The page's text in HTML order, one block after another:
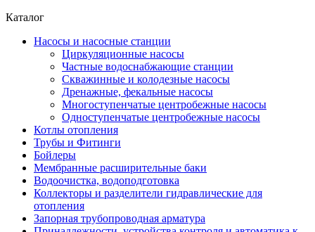
Каталог
Насосы и насосные станции
Циркуляционные насосы
Частные водоснабжающие станции
Скважинные и колодезные насосы
Дренажные, фекальные насосы
Многоступенчатые центробежные насосы
Одноступенчатые центробежные насосы
Котлы отопления
Трубы и Фитинги
Бойлеры
Мембранные расширительные баки
Водоочистка, водоподготовка
Коллекторы и разделители гидравлические для
отопления
Запорная трубопроводная арматура